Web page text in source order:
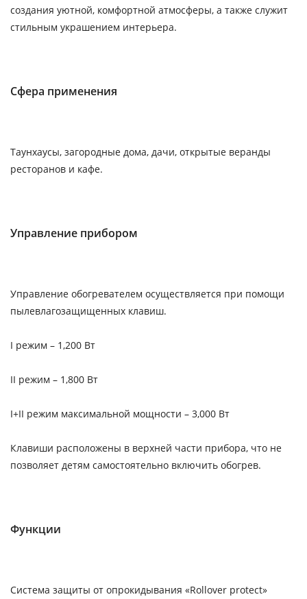
создания уютной, комфортной атмосферы, а также служит
стильным украшением интерьера.
Сфера применения
Таунхаусы, загородные дома, дачи, открытые веранды
ресторанов и кафе.
Управление прибором
Управление обогревателем осуществляется при помощи
пылевлагозащищенных клавиш.
I режим – 1,200 Вт
II режим – 1,800 Вт
I+II режим максимальной мощности – 3,000 Вт
Клавиши расположены в верхней части прибора, что не
позволяет детям самостоятельно включить обогрев.
Функции
Система защиты от опрокидывания «Rollover protect»